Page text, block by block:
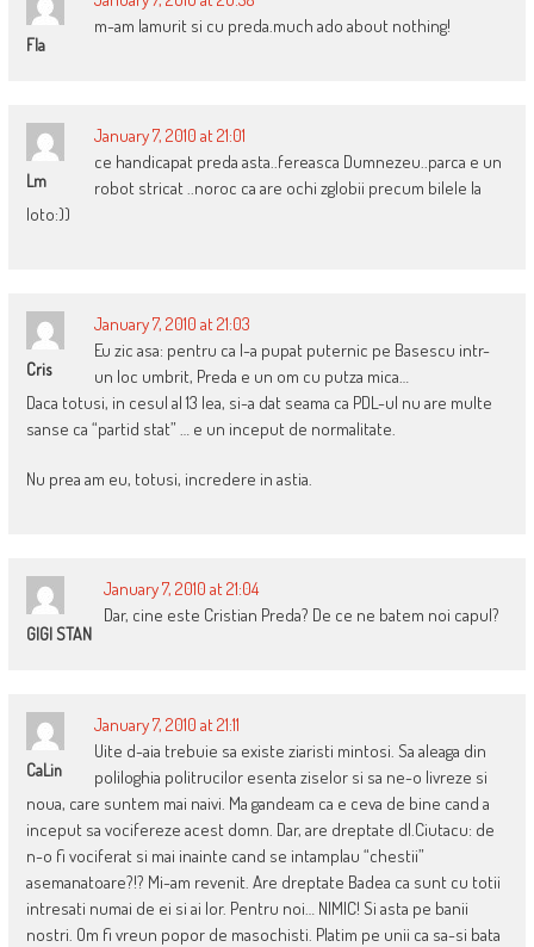
Fla
m-am lamurit si cu preda.much ado about nothing!
Lm
January 7, 2010 at 21:01
ce handicapat preda asta..fereasca Dumnezeu..parca e un
robot stricat ..noroc ca are ochi zglobii precum bilele la
loto:))
Cris
January 7, 2010 at 21:03
Eu zic asa: pentru ca l-a pupat puternic pe Basescu intr-
un loc umbrit, Preda e un om cu putza mica…
Daca totusi, in cesul al 13 lea, si-a dat seama ca PDL-ul nu are multe
sanse ca “partid stat” … e un inceput de normalitate.
Nu prea am eu, totusi, incredere in astia.
GIGI STAN
January 7, 2010 at 21:04
Dar, cine este Cristian Preda? De ce ne batem noi capul?
CaLin
January 7, 2010 at 21:11
Uite d-aia trebuie sa existe ziaristi mintosi. Sa aleaga din
poliloghia politrucilor esenta ziselor si sa ne-o livreze si
noua, care suntem mai naivi. Ma gandeam ca e ceva de bine cand a
inceput sa vocifereze acest domn. Dar, are dreptate dl.Ciutacu: de
n-o fi vociferat si mai inainte cand se intamplau “chestii”
asemanatoare?!? Mi-am revenit. Are dreptate Badea ca sunt cu totii
intresati numai de ei si ai lor. Pentru noi… NIMIC! Si asta pe banii
nostri. Om fi vreun popor de masochisti. Platim pe unii ca sa-si bata